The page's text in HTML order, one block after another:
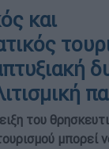
και
του
μπορεί